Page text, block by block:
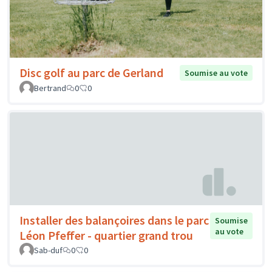
Disc golf au parc de Gerland
Soumise au vote
Bertrand
0 0
Installer des balançoires dans le parc
Léon Pfeffer - quartier grand trou
Soumise
au vote
Sab-duf
0 0